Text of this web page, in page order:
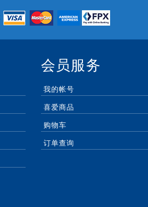
会员服务
我的帐号
喜爱商品
购物车
订单查询